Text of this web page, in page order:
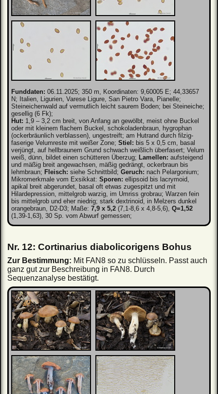
Funddaten: 06.11.2025; 350 m, Koordinaten: 9,60005 E; 44,33657
N; Italien, Ligurien, Varese Ligure, San Pietro Vara, Pianelle;
Steineichenwald auf vermutlich leicht saurem Boden; bei Steineiche;
gesellig (6 Fk);
Hut: 1,9 – 3,2 cm breit, von Anfang an gewölbt, meist ohne Buckel
oder mit kleinem flachem Buckel, schokoladenbraun, hygrophan
(ockerbräunlich verblassen), ungestreift; am Hutrand durch filzig-
faserige Velumreste mit weißer Zone; Stiel: bis 5 x 0,5 cm, basal
verjüngt, auf hellbraunem Grund schwach weißlich überfasert; Velum
weiß, dünn, bildet einen schütteren Überzug; Lamellen: aufsteigend
und mäßig breit angewachsen, mäßig gedrängt, ockerbraun bis
lehmbraun; Fleisch: siehe Schnittbild; Geruch: nach Pelargonium;
Mikromerkmale vom Exsikkat: Sporen: ellipsoid bis lacrymoid,
apikal breit abgerundet, basal oft etwas zugespitzt und mit
Hilardepression, mittelgrob warzig, im Umriss grobrau; Warzen fein
bis mittelgrob und eher niedrig; stark dextrinoid, in Melzers dunkel
orangebraun, D2-D3; Maße: 7,9 x 5,2(7,1-8,6 x 4,8-5,6), Q=1,52
(1,39-1,63), 30 Sp. vom Abwurf gemessen;
Nr. 12: Cortinarius diabolicorigens Bohus
Zur Bestimmung: Mit FAN8 so zu schlüsseln. Passt auch
ganz gut zur Beschreibung in FAN8. Durch
Sequenzanalyse bestätigt.